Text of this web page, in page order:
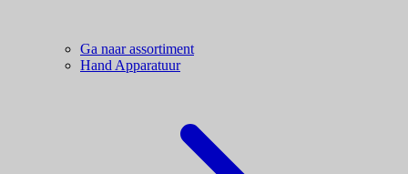
Ga naar assortiment
Hand Apparatuur